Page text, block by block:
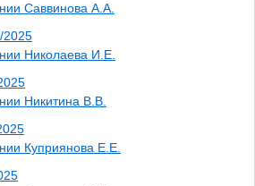
Саввинова А.А.
2025
Николаева И.Е.
Никитина В.В.
Куприянова Е.Е.